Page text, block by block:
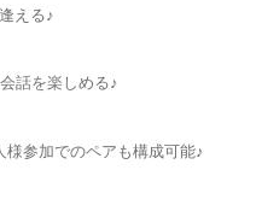
える♪
話を楽しめる♪
様参加でのペアも構成可能♪